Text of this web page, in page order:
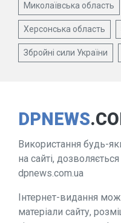
Миколаївська область
Херсонська область
Збройні сили України
DPNEWS
Використання будь-
на сайті,
dpnews.com.ua
Інтернет-видання
матеріали сайту,